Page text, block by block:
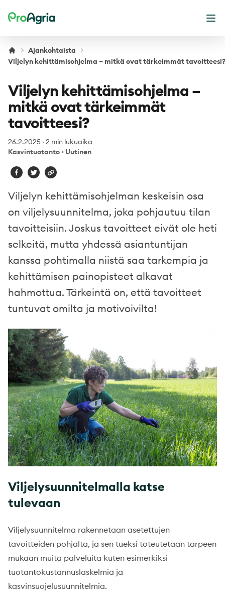
ProAgria
Ajankohtaista
Viljelyn kehittämisohjelma – mitkä ovat tärkeimmät tavoitteesi?
Viljelyn kehittämisohjelma –
mitkä ovat tärkeimmät
tavoitteesi?
26.2.2025 · 2 min lukuaika
Kasvintuotanto · Uutinen
Viljelyn kehittämisohjelman keskeisin osa
on viljelysuunnitelma, joka pohjautuu tilan
tavoitteisiin. Joskus tavoitteet eivät ole heti
selkeitä, mutta yhdessä asiantuntijan
kanssa pohtimalla niistä saa tarkempia ja
kehittämisen painopisteet alkavat
hahmottua. Tärkeintä on, että tavoitteet
tuntuvat omilta ja motivoivilta!
Viljelysuunnitelmalla katse
tulevaan
Viljelysuunnitelma rakennetaan asetettujen
tavoitteiden pohjalta, ja sen tueksi toteutetaan tarpeen
mukaan muita palveluita kuten esimerkiksi
tuotantokustannuslaskelmia ja
kasvinsuojelusuunnitelmia.